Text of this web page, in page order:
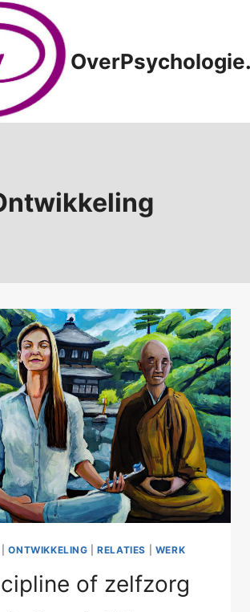
|ONTWIKKELING |RELATIES WERK
of zelfzorg